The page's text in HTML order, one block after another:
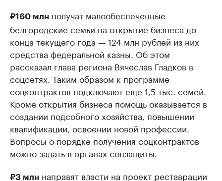
₽160 млн получат малообеспеченные
белгородские семьи на открытие бизнеса до
конца текущего года — 124 млн рублей из них
средства федеральной казны. Об этом
рассказал глава региона Вячеслав Гладков в
соцсетях. Таким образом к программе
соцконтрактов подключают еще 1,5 тыс. семей.
Кроме открытия бизнеса помощь оказывается в
создании подсобного хозяйства, повышении
квалификации, освоении новой профессии.
Вопросы о порядке получения соцконтрактов
можно задать в органах соцзащиты.
₽3 млн направят власти на проект реставрации